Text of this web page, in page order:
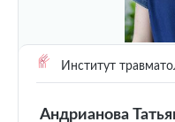
Институт
Андрианова